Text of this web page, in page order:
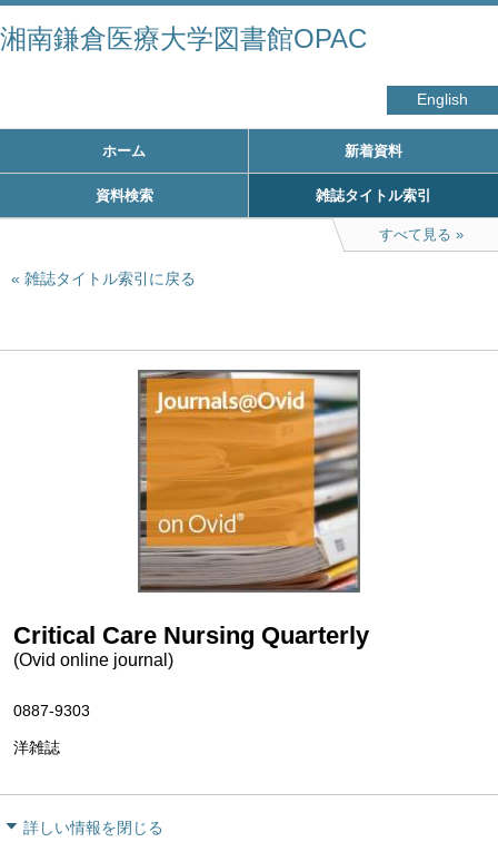
湘南鎌倉医療大学図書館OPAC
English
ホーム 新着資料
資料検索 雑誌タイトル索引
すべて見る
雑誌タイトル索引に戻る
Critical Care Nursing Quarterly
(Ovid online journal)
0887-9303
洋雑誌
詳しい情報を閉じる